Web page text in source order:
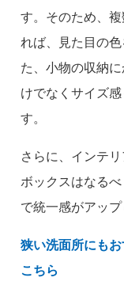
す。そのため、
れば、見た目の
た、小物の収納
けでなくサイズ
す。
さらに、インテ
ボックスはなる
で統一感がアッ
狭い洗面所にも
こちら